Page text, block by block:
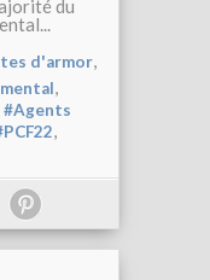
du
d'armor,
#Agents